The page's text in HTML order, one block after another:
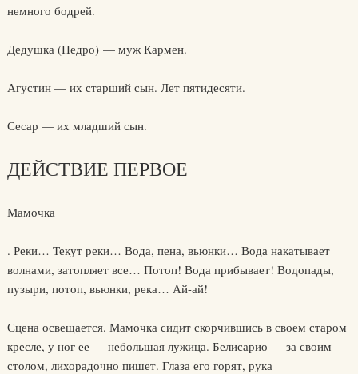
немного бодрей.
Дедушка (Педро) — муж Кармен.
Агустин — их старший сын. Лет пятидесяти.
Сесар — их младший сын.
ДЕЙСТВИЕ ПЕРВОЕ
Мамочка
. Реки… Текут реки… Вода, пена, вьюнки… Вода накатывает
волнами, затопляет все… Потоп! Вода прибывает! Водопады,
пузыри, потоп, вьюнки, река… Ай-ай!
Сцена освещается. Мамочка сидит скорчившись в своем старом
кресле, у ног ее — небольшая лужица. Белисарио — за своим
столом, лихорадочно пишет. Глаза его горят, рука